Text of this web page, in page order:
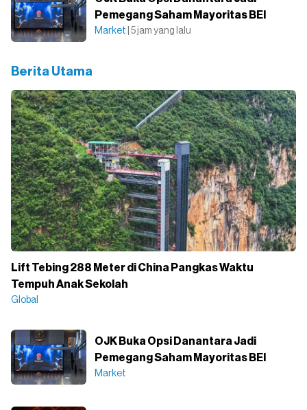
Pemegang Saham Mayoritas BEI
Market | 5 jam yang lalu
Berita Utama
Lift Tebing 288 Meter di China Pangkas Waktu
Tempuh Anak Sekolah
Global
OJK Buka Opsi Danantara Jadi
Pemegang Saham Mayoritas BEI
Market